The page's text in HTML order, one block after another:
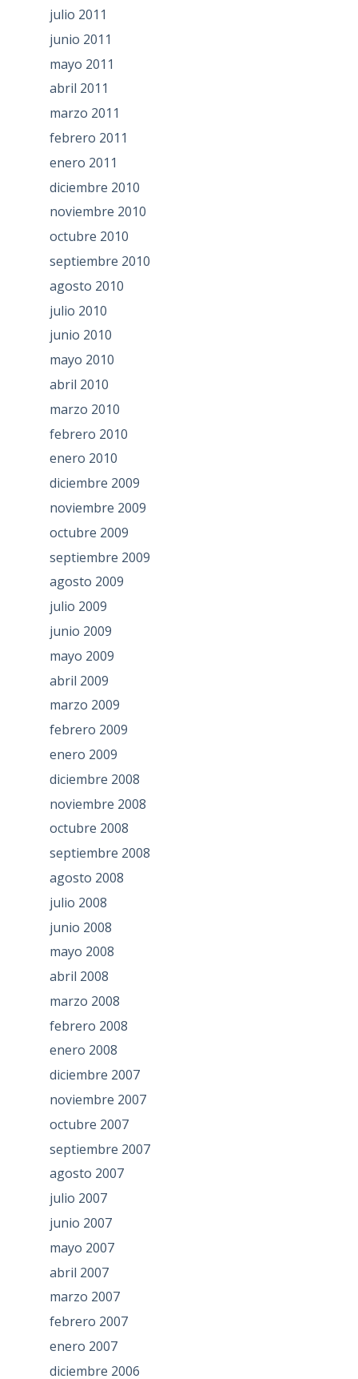
julio 2011
junio 2011
mayo 2011
abril 2011
marzo 2011
febrero 2011
enero 2011
diciembre 2010
noviembre 2010
octubre 2010
septiembre 2010
agosto 2010
julio 2010
junio 2010
mayo 2010
abril 2010
marzo 2010
febrero 2010
enero 2010
diciembre 2009
noviembre 2009
octubre 2009
septiembre 2009
agosto 2009
julio 2009
junio 2009
mayo 2009
abril 2009
marzo 2009
febrero 2009
enero 2009
diciembre 2008
noviembre 2008
octubre 2008
septiembre 2008
agosto 2008
julio 2008
junio 2008
mayo 2008
abril 2008
marzo 2008
febrero 2008
enero 2008
diciembre 2007
noviembre 2007
octubre 2007
septiembre 2007
agosto 2007
julio 2007
junio 2007
mayo 2007
abril 2007
marzo 2007
febrero 2007
enero 2007
diciembre 2006